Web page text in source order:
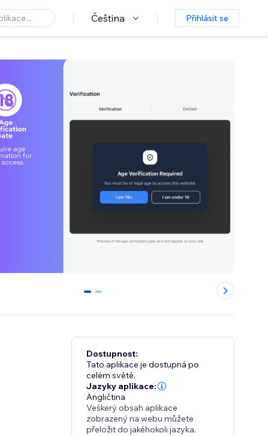
Čeština Přihlásit se
0 1
Dostupnost:
Tato aplikace je dostupná po
celém světě.
Jazyky aplikace:
Angličtina
Veškerý obsah aplikace
zobrazený na webu můžete
přeložit do jakéhokoli jazyka.